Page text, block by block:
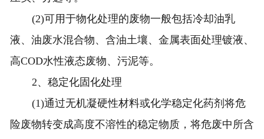
(2)可用于物化处理的废物一般包括冷却油乳
液、油废水混合物、含油土壤、金属表面处理镀液、
高COD水性液态废物、污泥等。
2、稳定化固化处理
(1)通过无机凝硬性材料或化学稳定化药剂将危
险废物转变成高度不溶性的稳定物质，将危废中所含